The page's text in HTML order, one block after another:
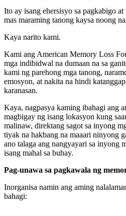
Ito ay isang ehersisyo sa pagkabigo
mas maraming tanong kaysa noong
Kaya narito kami.
Kami ang American Memory Loss
mga indibidwal na dumaan na sa
kami ng parehong mga tanong,
emosyon, at nakita na hindi
karanasan.
Kaya, nagpasya kaming ibahagi ang
magbigay ng isang lokasyon kung
malinaw, direktang sagot sa inyong
tiyak na hakbang na maaari ninyong
ano talaga ang nangyayari sa inyong
isang mahal sa buhay.
Pag-unawa sa pagkawala ng
Inorganisa namin ang aming
bahagi: